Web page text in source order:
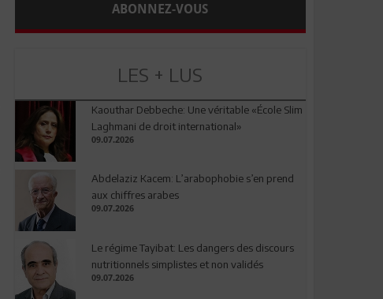
ABONNEZ-VOUS
LES + LUS
Kaouthar Debbeche: Une véritable «École Slim
Laghmani de droit international»
09.07.2026
Abdelaziz Kacem: L’arabophobie s’en prend
aux chiffres arabes
09.07.2026
Le régime Tayibat: Les dangers des discours
nutritionnels simplistes et non validés
09.07.2026